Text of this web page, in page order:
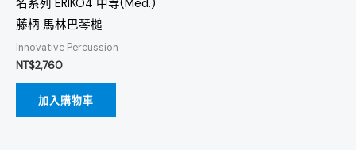
名系列 ERIKO4 中等(Med.)
藤柄 馬林巴琴槌
Innovative Percussion
NT$2,760
加入購物車